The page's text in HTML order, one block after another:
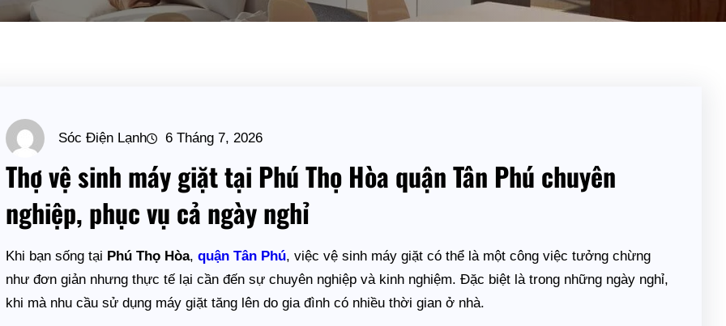
Sóc Điện Lạnh 6 Tháng 7, 2026
Thợ vệ sinh máy giặt tại Phú Thọ Hòa quận Tân Phú chuyên
nghiệp, phục vụ cả ngày nghỉ
Khi bạn sống tại Phú Thọ Hòa,quận Tân Phú, việc vệ sinh máy giặt có thể là một công việc tưởng chừng
như đơn giản nhưng thực tế lại cần đến sự chuyên nghiệp và kinh nghiệm. Đặc biệt là trong những ngày nghỉ,
khi mà nhu cầu sử dụng máy giặt tăng lên do gia đình có nhiều thời gian ở nhà.